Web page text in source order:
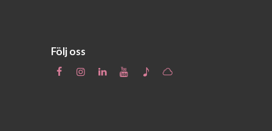
Följ oss